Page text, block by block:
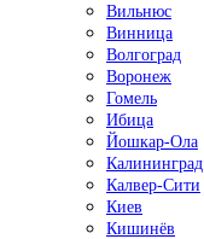
Вильнюс
Винница
Волгоград
Воронеж
Гомель
Ибица
Йошкар-Ола
Калининград
Калвер-Сити
Киев
Кишинёв